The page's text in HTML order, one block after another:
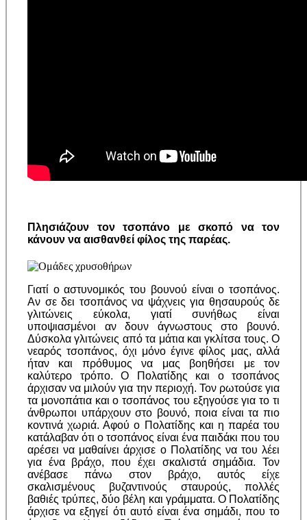
Πλησιάζουν τον τσοπάνο με σκοπό να τον
κάνουν να αισθανθεί φίλος της παρέας.
Γιατί ο αστυνομικός του βουνού είναι ο τσοπάνος.
Αν σε δει τσοπάνος να ψάχνεις για θησαυρούς δε
γλιτώνεις εύκολα, γιατί συνήθως είναι
υποψιασμένοι αν δουν άγνωστους στο βουνό.
Δύσκολα γλιτώνεις από τα μάτια και γκλίτσα τους. Ο
νεαρός τσοπάνος, όχι μόνο έγινε φίλος μας, αλλά
ήταν και πρόθυμος να μας βοηθήσει με τον
καλύτερο τρόπο. Ο Πολατίδης και ο τσοπάνος
άρχισαν να μιλούν για την περιοχή. Τον ρωτούσε για
τα μονοπάτια και ο τσοπάνος του εξηγούσε για το τι
άνθρωποι υπάρχουν στο βουνό, ποια είναι τα πιο
κοντινά χωριά. Αφού ο Πολατίδης και η παρέα του
κατάλαβαν ότι ο τσοπάνος είναι ένα παιδάκι που του
αρέσει να μαθαίνει άρχισε ο Πολατίδης να του λέει
για ένα βράχο, που έχει σκαλιστά σημάδια. Τον
ανέβασε πάνω στον βράχο, αυτός είχε
σκαλισμένους βυζαντινούς σταυρούς, πολλές
βαθιές τρύπες, δύο βέλη και γράμματα. Ο Πολατίδης
άρχισε να εξηγεί ότι αυτό είναι ένα σημάδι, που το